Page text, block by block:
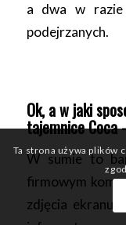
a dwa w razie
podejrzanych.
Ok, a w jaki
tajemnice Coca
W sumie to
firmowym
zdjęcia ekranu.
Ta strona używa plików